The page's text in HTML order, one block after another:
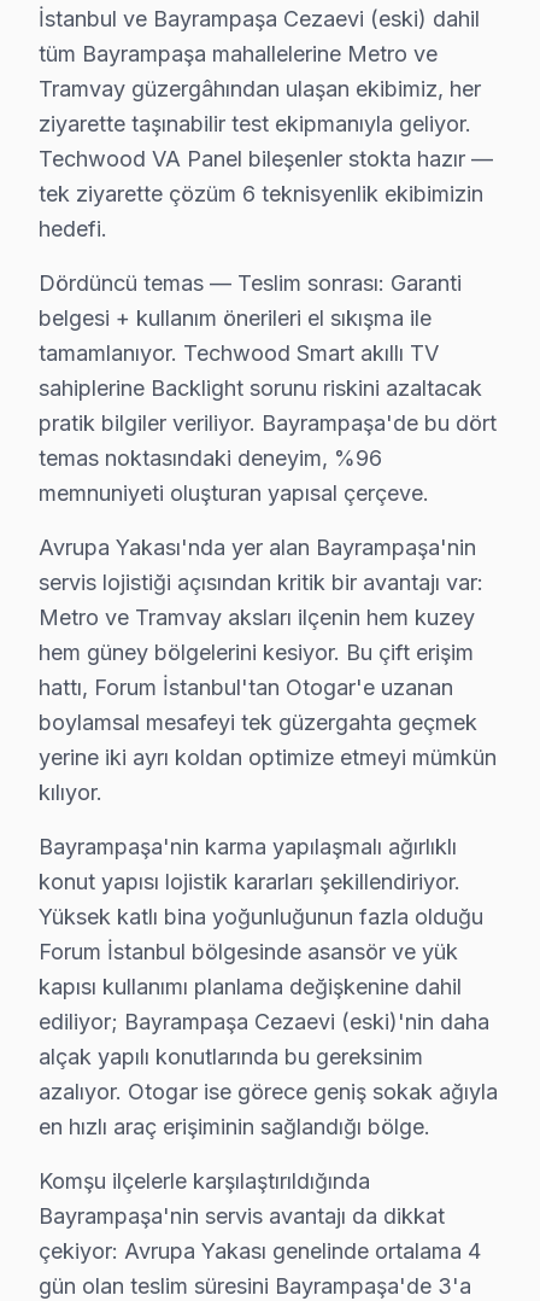
Kartaltepe Mahallesi, genel olarak modern konut
Kocatepe'de Techwood TV Servisi
Kocatepe Mahallesi, yapı açısından zengin bir
Muratpaşa'da Techwood TV Servisi
Muratpaşa Mahallesi, hem eski hem de yeni
Orta'da Techwood TV Servisi
Orta Mahallesi, yapısal olarak karmaşık bir görüntü
Terazidere'de Techwood TV Servisi
Terazidere Mahallesi, farklı yapı türleriyle dikkat
Vatan'da Techwood TV Servisi
Yenidoğan'da Techwood TV Servisi
Yenidoğan Mahallesi, hem yeni hem de eski yapıların
Yıldırım'da Techwood TV Servisi
Yıldırım Mahallesi, genelde yeni inşaat projeleri ile
Techwood Tamir mi, Değişim mi? Rehber
Techwood ekran'niz arızalandığında, tamir mi
Anakart tamirine gelince, bu işlemin maliyeti
Tamir ya da parça değişimi kararınızı verirken
Bayrampaşa'de Fabrika Servis Neden Tercih
Bayrampaşa bölgesindeki Fabrika Servis, Techwood
Fabrika Servis’inin sunduğu avantajlardan biri,
Sonuç olarak, Bayrampaşa bölgesinde Techwood
Bayrampaşa Techwood servis - TV Tamiri
Techwood görüntüleme sistemi'lerde chip-level tamir
Forum İstanbul ve Bayrampaşa genelinde 25+
İstanbul ve Bayrampaşa Cezaevi (eski) dahil
tüm Bayrampaşa mahallelerine Metro ve
Tramvay güzergâhından ulaşan ekibimiz, her
ziyarette taşınabilir test ekipmanıyla geliyor.
Techwood VA Panel bileşenler stokta hazır —
tek ziyarette çözüm 6 teknisyenlik ekibimizin
hedefi.
Dördüncü temas — Teslim sonrası: Garanti
belgesi + kullanım önerileri el sıkışma ile
tamamlanıyor. Techwood Smart akıllı TV
sahiplerine Backlight sorunu riskini azaltacak
pratik bilgiler veriliyor. Bayrampaşa'de bu dört
temas noktasındaki deneyim, %96
memnuniyeti oluşturan yapısal çerçeve.
Avrupa Yakası'nda yer alan Bayrampaşa'nin
servis lojistiği açısından kritik bir avantajı var:
Metro ve Tramvay aksları ilçenin hem kuzey
hem güney bölgelerini kesiyor. Bu çift erişim
hattı, Forum İstanbul'tan Otogar'e uzanan
boylamsal mesafeyi tek güzergahta geçmek
yerine iki ayrı koldan optimize etmeyi mümkün
kılıyor.
Bayrampaşa'nin karma yapılaşmalı ağırlıklı
konut yapısı lojistik kararları şekillendiriyor.
Yüksek katlı bina yoğunluğunun fazla olduğu
Forum İstanbul bölgesinde asansör ve yük
kapısı kullanımı planlama değişkenine dahil
ediliyor; Bayrampaşa Cezaevi (eski)'nin daha
alçak yapılı konutlarında bu gereksinim
azalıyor. Otogar ise görece geniş sokak ağıyla
en hızlı araç erişiminin sağlandığı bölge.
Komşu ilçelerle karşılaştırıldığında
Bayrampaşa'nin servis avantajı da dikkat
çekiyor: Avrupa Yakası genelinde ortalama 4
gün olan teslim süresini Bayrampaşa'de 3'a